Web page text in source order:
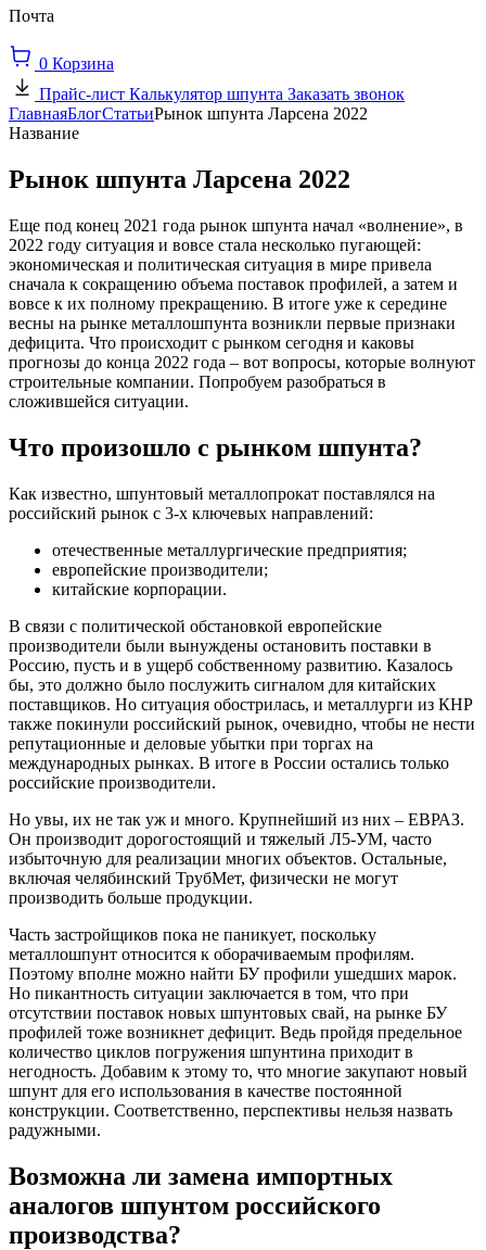
Почта
0 Корзина
Прайс-лист Калькулятор шпунта Заказать звонок
ГлавнаяБлогСтатьиРынок шпунта Ларсена 2022
Название
Рынок шпунта Ларсена 2022
Еще под конец 2021 года рынок шпунта начал «волнение», в
2022 году ситуация и вовсе стала несколько пугающей:
экономическая и политическая ситуация в мире привела
сначала к сокращению объема поставок профилей, а затем и
вовсе к их полному прекращению. В итоге уже к середине
весны на рынке металлошпунта возникли первые признаки
дефицита. Что происходит с рынком сегодня и каковы
прогнозы до конца 2022 года – вот вопросы, которые волнуют
строительные компании. Попробуем разобраться в
сложившейся ситуации.
Что произошло с рынком шпунта?
Как известно, шпунтовый металлопрокат поставлялся на
российский рынок с 3-х ключевых направлений:
отечественные металлургические предприятия;
европейские производители;
китайские корпорации.
В связи с политической обстановкой европейские
производители были вынуждены остановить поставки в
Россию, пусть и в ущерб собственному развитию. Казалось
бы, это должно было послужить сигналом для китайских
поставщиков. Но ситуация обострилась, и металлурги из КНР
также покинули российский рынок, очевидно, чтобы не нести
репутационные и деловые убытки при торгах на
международных рынках. В итоге в России остались только
российские производители.
Но увы, их не так уж и много. Крупнейший из них – ЕВРАЗ.
Он производит дорогостоящий и тяжелый Л5-УМ, часто
избыточную для реализации многих объектов. Остальные,
включая челябинский ТрубМет, физически не могут
производить больше продукции.
Часть застройщиков пока не паникует, поскольку
металлошпунт относится к оборачиваемым профилям.
Поэтому вполне можно найти БУ профили ушедших марок.
Но пикантность ситуации заключается в том, что при
отсутствии поставок новых шпунтовых свай, на рынке БУ
профилей тоже возникнет дефицит. Ведь пройдя предельное
количество циклов погружения шпунтина приходит в
негодность. Добавим к этому то, что многие закупают новый
шпунт для его использования в качестве постоянной
конструкции. Соответственно, перспективы нельзя назвать
радужными.
Возможна ли замена импортных
аналогов шпунтом российского
производства?